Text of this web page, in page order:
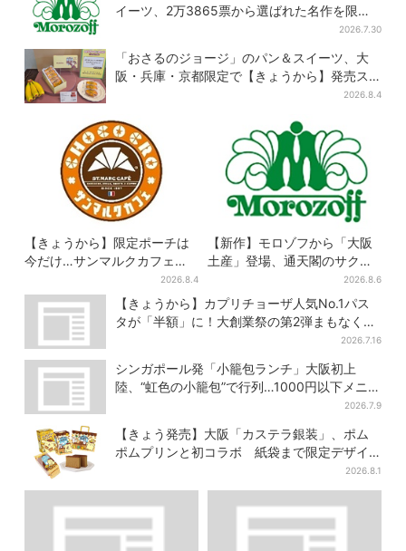
イーツ、2万3865票から選ばれた名作を限定
2026.7.30
「おさるのジョージ」のパン＆スイーツ、大
阪・兵庫・京都限定で【きょうから】発売ス
2026.8.4
【きょうから】限定ポーチは
今だけ…サンマルクカフェ初
の「夏福袋」、実質無料でレ
アグッズが手に入る
2026.8.4
【新作】モロゾフから「大阪
土産」登場、通天閣のサクサ
クスイーツ 6カ所で順次発売
2026.8.6
【きょうから】カプリチョーザ人気No.1パス
タが「半額」に！大創業祭の第2弾まもなくス
2026.7.16
シンガポール発「小籠包ランチ」大阪初上
陸、“虹色の小籠包”で行列…1000円以下メニ
2026.7.9
【きょう発売】大阪「カステラ銀装」、ポム
ポムプリンと初コラボ 紙袋まで限定デザイ
2026.8.1